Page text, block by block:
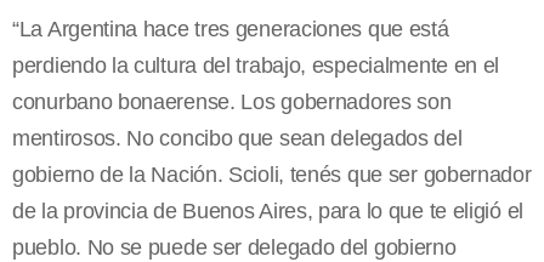
“La Argentina hace tres generaciones que está
perdiendo la cultura del trabajo, especialmente en el
conurbano bonaerense. Los gobernadores son
mentirosos. No concibo que sean delegados del
gobierno de la Nación. Scioli, tenés que ser gobernador
de la provincia de Buenos Aires, para lo que te eligió el
pueblo. No se puede ser delegado del gobierno